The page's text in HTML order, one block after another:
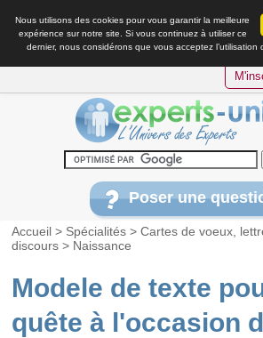
Nous utilisons des cookies pour vous garantir la meilleure
expérience sur notre site. Si vous continuez à utiliser ce
dernier, nous considérons que vous acceptez l’utilisation
Poser une
Accueil > Spécialités >Cartes de voeux,
discours > Naissance
Modele de texte
quête à l'occasion